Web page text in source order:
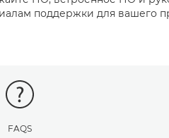
поддержки для вашего
FAQS